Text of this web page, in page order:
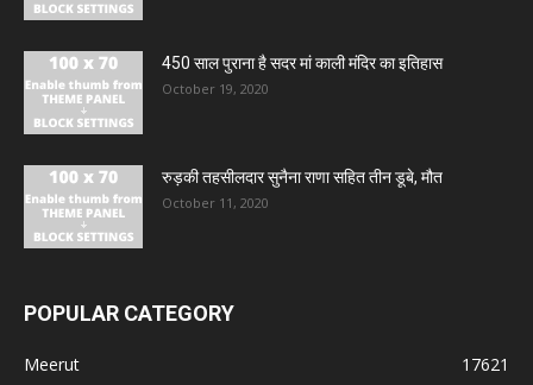
450 साल पुराना है सदर मां काली मंदिर का इतिहास
October 19, 2020
रुड़की तहसीलदार सुनैना राणा सहित तीन डूबे, मौत
October 11, 2020
POPULAR CATEGORY
Meerut
17621